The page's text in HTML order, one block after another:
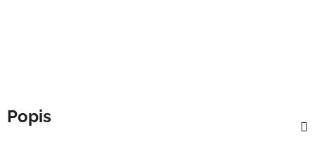
Popis